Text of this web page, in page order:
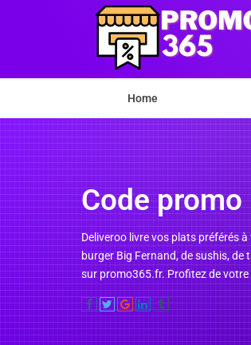
Home
Code
Deliveroo livre vos plats préférés
burger Big Fernand, de sushis,
sur promo365.fr. Profitez de